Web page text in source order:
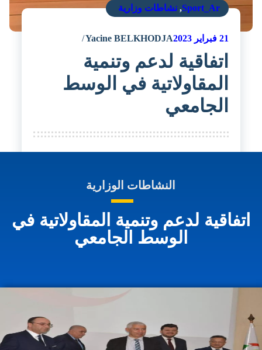
Sport_Ar
,نشاطات وزارية
21فبراير 2023 Yacine BELKHODJA
اتفاقية لدعم وتنمية
المقاولاتية في الوسط
الجامعي
النشاطات الوزارية
اتفاقية لدعم وتنمية المقاولاتية في
الوسط الجامعي